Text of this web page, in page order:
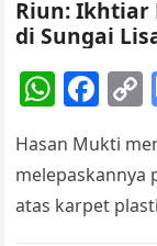
Riun: Ikhtiar
di Sungai
W
at
s
F
c
e
b
Hasan Mukti
melepaskannya
atas karpet